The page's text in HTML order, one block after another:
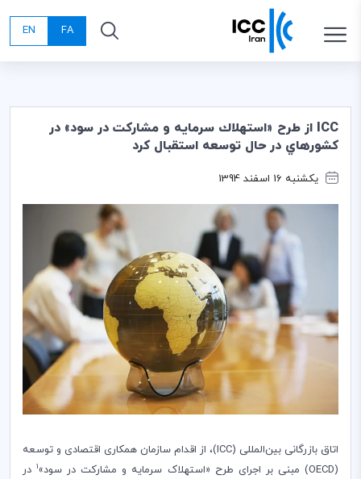
FA
EN
ICC از طرح «استهلاك سرمايه و مشاركت در سود» در
كشورهاي در حال توسعه استقبال كرد
یکشنبه 16 اسفند 1394
اتاق بازرگانی بین‌المللی (ICC)، از اقدام سازمان همکاری اقتصادی و توسعه
(
OECD) مبنی بر اجرای طرح «استهلاک سرمایه و مشارکت در سود»1 در